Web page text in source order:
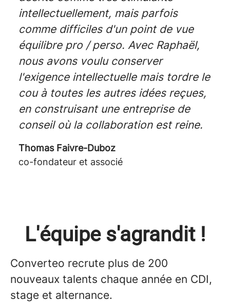
intellectuellement, mais parfois
comme difficiles d'un point de vue
équilibre pro / perso. Avec Raphaël,
nous avons voulu conserver
l'exigence intellectuelle mais tordre le
cou à toutes les autres idées reçues,
en construisant une entreprise de
conseil où la collaboration est reine.
Thomas Faivre-Duboz
co-fondateur et associé
L'équipe s'agrandit !
Converteo recrute plus de 200
nouveaux talents chaque année en CDI,
stage et alternance.